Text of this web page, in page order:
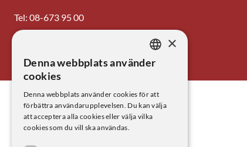
Tel: 08-673 95 00
SWEDISH
×
Denna webbplats använder
cookies
Denna webbplats använder cookies för att
förbättra användarupplevelsen. Du kan välja
att acceptera alla cookies eller välja vilka
cookies som du vill ska användas.